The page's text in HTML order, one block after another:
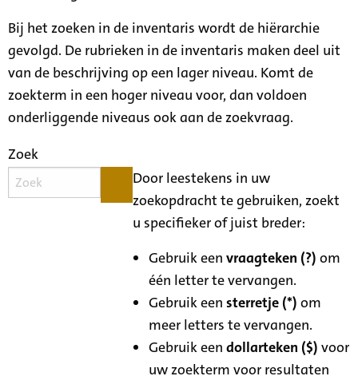
Bij het zoeken in de inventaris wordt de hiërarchie
gevolgd. De rubrieken in de inventaris maken deel uit
van de beschrijving op een lager niveau. Komt de
zoekterm in een hoger niveau voor, dan voldoen
onderliggende niveaus ook aan de zoekvraag.
Zoek
Door leestekens in uw
zoekopdracht te gebruiken, zoekt
u specifieker of juist breder:
Gebruik eenvraagteken (?) om
één letter te vervangen.
Gebruik eensterretje (*) om
meer letters te vervangen.
Gebruik eendollarteken ($) voor
uw zoekterm voor resultaten